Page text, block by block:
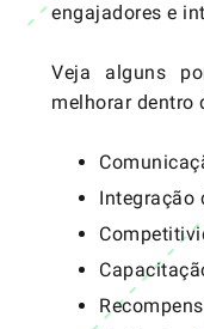
engajadores e
Veja alguns
melhorar dentro
Integração